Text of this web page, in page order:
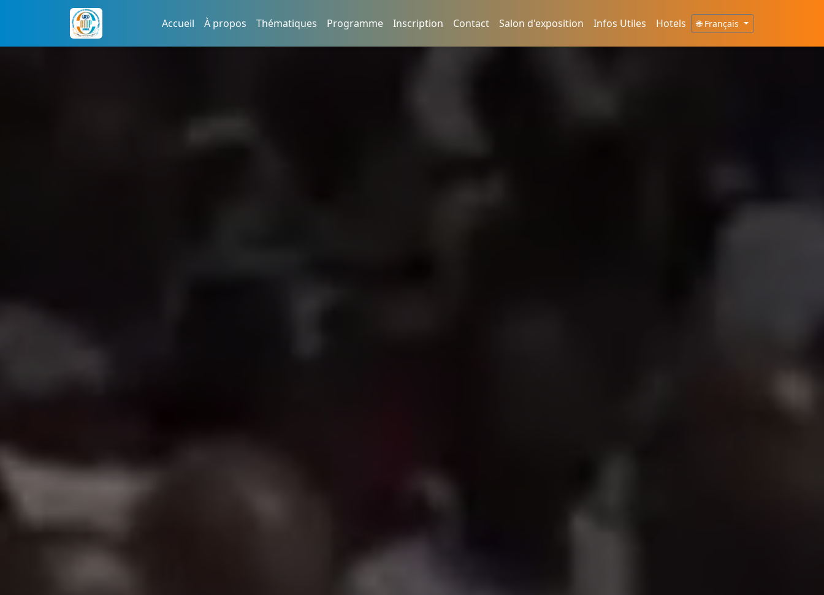
Accueil À propos Thématiques Programme Inscription Contact Salon d'exposition Infos Utiles Hotels 🌐 Français